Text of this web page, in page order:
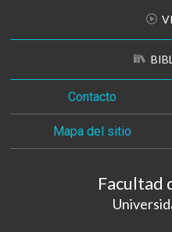
Contacto
Mapa del sitio
Facultad